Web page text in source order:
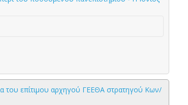
του επίτιμου αρχηγού ΓΕΕΘΑ στρατηγού Κων/